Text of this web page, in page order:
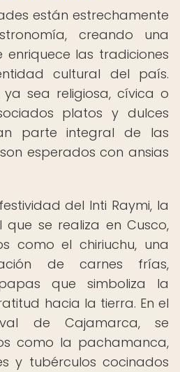
están estrechamente
creando una
enriquece las tradiciones
cultural del país.
sea religiosa, cívica o
platos y dulces
parte integral de las
esperados con ansias
del Inti Raymi, la
se realiza en Cusco,
como el chiriuchu, una
de carnes frías,
que simboliza la
hacia la tierra. En el
de Cajamarca, se
como la pachamanca,
y tubérculos cocinados